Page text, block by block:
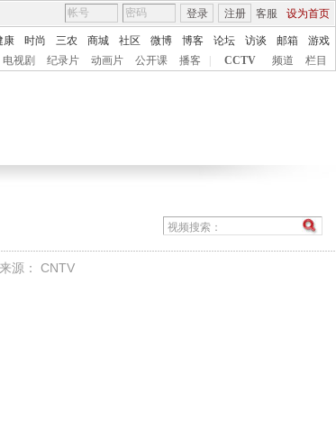
客服 设为首页
登录 注册
康 时尚 三农 商城 社区 微博 博客 论坛 访谈 邮箱
游戏
电视剧 纪录片 动画片 公开课 播客 CCTV 频道 栏目
源： CNTV